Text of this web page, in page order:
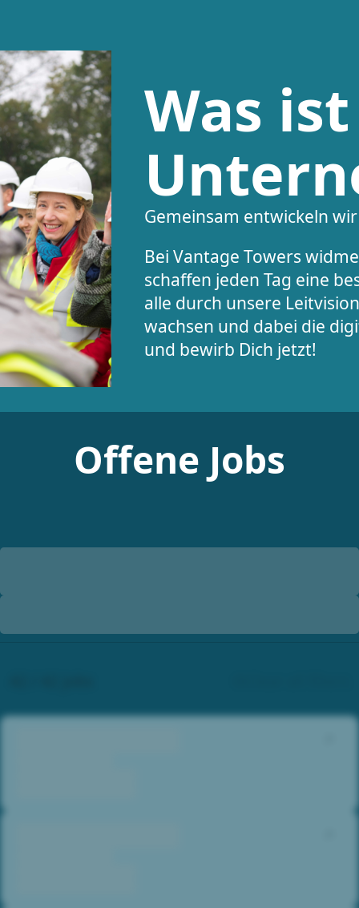
Was
Gemeinsam entwickeln
Bei Vantage Towers
schaffen jeden Tag eine
alle durch unsere
wachsen und dabei die
und bewirb Dich jetzt!
Offene Jobs